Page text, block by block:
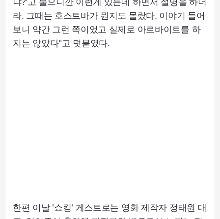
라. 그때는 호스트바가 뭔지도 몰랐다. 이야기 들어
보니 약간 그런 쪽이었고 실제로 아르바이트를 하
지는 않았다"고 덧붙였다.
한편 이날 '쇼킹' 게스트로는 영화 제작자 정태원 대